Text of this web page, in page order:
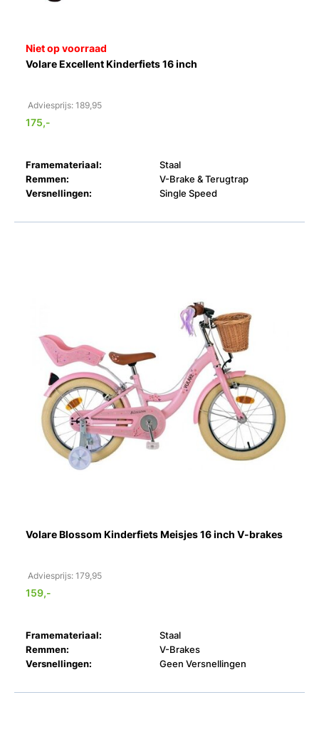
Niet op voorraad
Volare Excellent Kinderfiets 16 inch
Adviesprijs: 189,95
175,-
Framemateriaal:
Staal
Remmen:
V-Brake & Terugtrap
Versnellingen:
Single Speed
Volare Blossom Kinderfiets Meisjes 16 inch V-brakes
Adviesprijs: 179,95
159,-
Framemateriaal:
Staal
Remmen:
V-Brakes
Versnellingen:
Geen Versnellingen